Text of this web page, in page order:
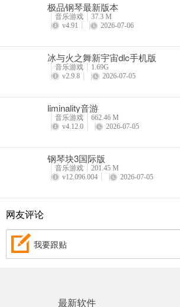
极品钢琴最新版本
音乐游戏
37.3 M
v4.91
2026-07-06
冰与火之舞新宇宙dlc手机版
音乐游戏
1.69G
v2.9.8
2026-07-05
liminality音游
音乐游戏
662.46 M
v4.12.0
2026-07-05
钢琴块3国际版
音乐游戏
201.45 M
v12.096.004
2026-07-05
网友评论
我要跟贴
最新软件